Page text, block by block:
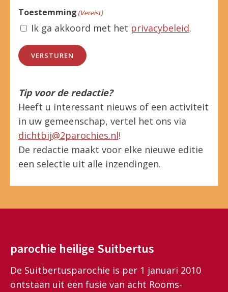
Toestemming (Vereist)
Ik ga akkoord met het privacybeleid.
VERSTUREN
Tip voor de redactie?
Heeft u interessant nieuws of een activiteit
in uw gemeenschap, vertel het ons via
dichtbij@2parochies.nl!
De redactie maakt voor elke nieuwe editie
een selectie uit alle inzendingen.
parochie heilige Suitbertus
De Suitbertusparochie is per 1 januari 2010
ontstaan uit een fusie van acht Rooms-